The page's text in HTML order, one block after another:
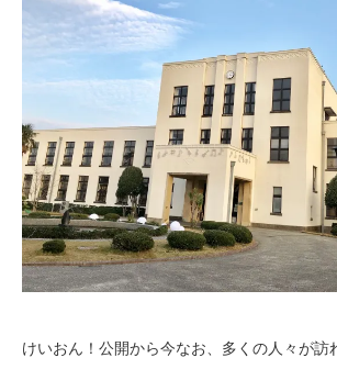
けいおん！公開から今なお、多くの人々が訪